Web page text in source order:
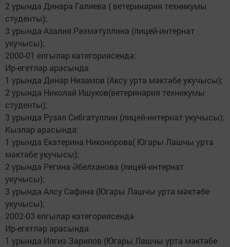
2 урында Динара Галиева ( ветеринария техникумы
студенты);
3 урында Азалия Рәхмәтуллина (лицей-интернат
укучысы);
2000-01 елгылар категориясендә:
Ир-егетләр арасында
1 урында Динар Низамов (Аксу урта мәктәбе укучысы);
2 урында Николай Ишуков(ветеринария техникумы
студенты);
3 урында Рузәл Сибгатуллин (лицей-интернат укучысы);
Кызлар арасында:
1 урында Екатерина Никонорова( Югары Лашчы урта
мәктәбе укучысы);
2 урында Регина Әбелханова (лицей-интернат
укучысы);
3 урында Алсу Сафина (Югары Лашчы урта мәктәбе
укучысы);
2002-03 елгылар категориясендә
Ир-егетләр арасында
1 урында Илгиз Зарипов (Югары Лашчы урта мәктәбе